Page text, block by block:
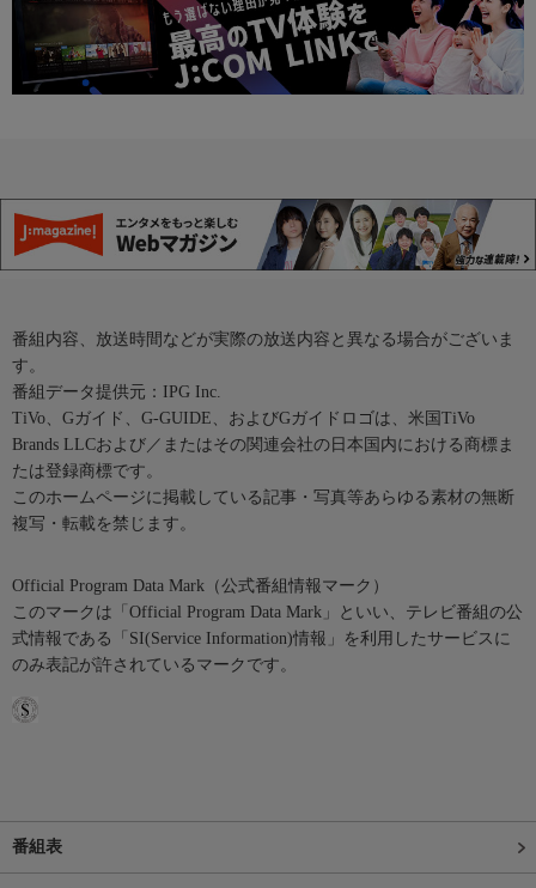
番組内容、放送時間などが実際の放送内容と異なる場合がございま
す。
番組データ提供元：IPG Inc.
TiVo、Gガイド、G-GUIDE、およびGガイドロゴは、米国TiVo
Brands LLCおよび／またはその関連会社の日本国内における商標ま
たは登録商標です。
このホームページに掲載している記事・写真等あらゆる素材の無断
複写・転載を禁じます。
Official Program Data Mark（公式番組情報マーク）
このマークは「Official Program Data Mark」といい、テレビ番組の公
式情報である「SI(Service Information)情報」を利用したサービスに
のみ表記が許されているマークです。
番組表